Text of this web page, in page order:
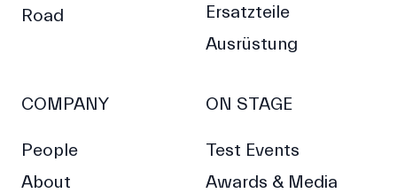
Road
Ersatzteile
Ausrüstung
COMPANY
People
About
ON STAGE
Test Events
Awards & Media